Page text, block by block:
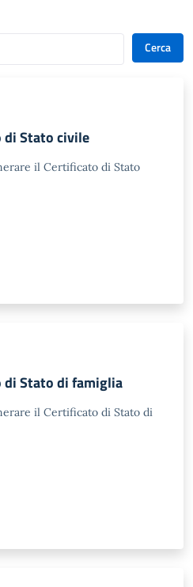
Cerca
Stato civile
il Certificato di Stato
Stato di famiglia
il Certificato di Stato di